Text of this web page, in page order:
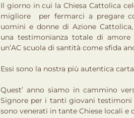
Il giorno in cui la Chiesa Cattolica
migliore per fermarci a pregare
uomini e donne di Azione
una testimonianza totale di amore
un’AC scuola di santità come sfida
Essi sono la nostra più autentica
Quest’ anno siamo in cammino
Signore per i tanti giovani
sono venerati in tante Chiese locali e